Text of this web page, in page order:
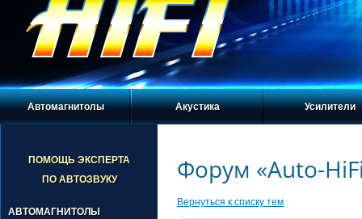
Автомагнитолы Акустика Усилители
ПОМОЩЬ ЭКСПЕРТА
ПО АВТОЗВУКУ
АВТОМАГНИТОЛЫ
Форум «Auto-
Вернуться к списку тем